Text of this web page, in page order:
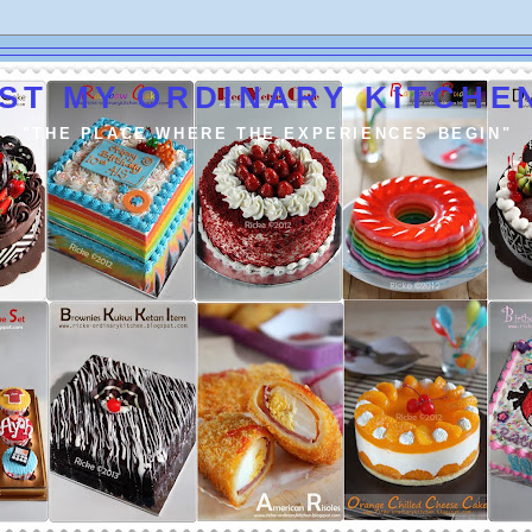
MY ORDINARY
"THE PLACE WHERE THE EXPERIENCES BEGIN"